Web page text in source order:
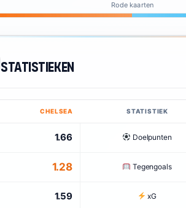
Rode kaarten
Statistieken
CHELSEA STATISTIEK
1.66 Doelpunten
1.28 Tegengoals
1.59 xG